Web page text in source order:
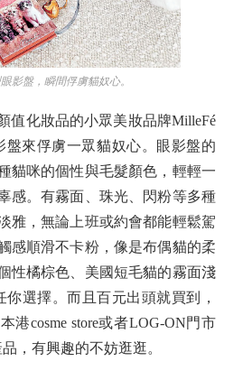
影盤，瞬間俘虜貓奴心。
化妝品的小眾美妝品牌MilleFé
盤來俘虜一眾貓奴心。眼影盤的
貓咪的個性與毛髮顏色，輕輕一
感。有霧面、珠光、閃粉等多種
雅，無論上班或約會都能輕鬆駕
感順滑不卡粉，像是布偶貓的柔
性橘棕色、美國短毛貓的霧面淺
選擇。而且百元出頭就買到，
港cosme store或者LOG-ON門市
，有興趣的不妨逛逛。